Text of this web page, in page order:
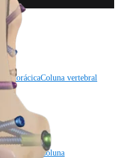
Coluna vertebral
Coluna